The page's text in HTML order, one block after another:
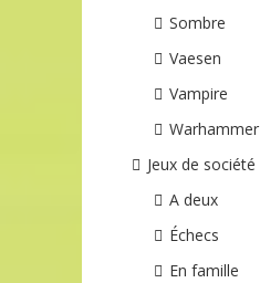
Sombre
Vaesen
Vampire
Warhammer
Jeux de société
A deux
Échecs
En famille